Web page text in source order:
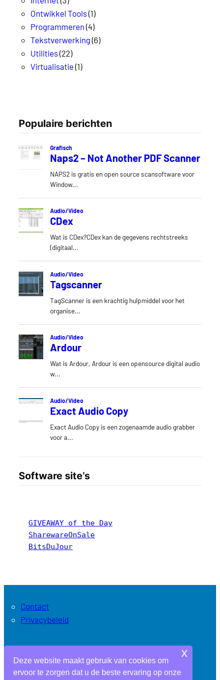
Ontwikkel Tools(1)
Programmeren (4)
Tekstverwerking (6)
Utilities(22)
Virtualisatie (1)
Populaire berichten
Software site’s
GIVEAWAY of the Day
SharewareOnSale
BitsDuJour
Contact
Privacybeleid
Deze website maakt gebruik van cookies om
ervoor te zorgen dat u de beste ervaring op onze
x